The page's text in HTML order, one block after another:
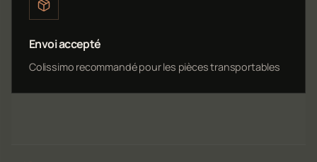
Envoi accepté
Colissimo recommandé pour les pièces transportables